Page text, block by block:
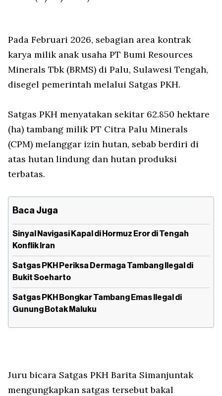
Pada Februari 2026, sebagian area kontrak
karya milik anak usaha PT Bumi Resources
Minerals Tbk (BRMS) di Palu, Sulawesi Tengah,
disegel pemerintah melalui Satgas PKH.
Satgas PKH menyatakan sekitar 62.850 hektare
(ha) tambang milik PT Citra Palu Minerals
(CPM) melanggar izin hutan, sebab berdiri di
atas hutan lindung dan hutan produksi
terbatas.
Baca Juga
Sinyal Navigasi Kapal di Hormuz Eror di Tengah
Konflik Iran
Satgas PKH Periksa Dermaga Tambang Ilegal di
Bukit Soeharto
Satgas PKH Bongkar Tambang Emas Ilegal di
Gunung Botak Maluku
Juru bicara Satgas PKH Barita Simanjuntak
mengungkapkan satgas tersebut bakal